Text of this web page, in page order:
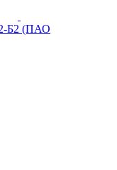
Б2 (ПАО